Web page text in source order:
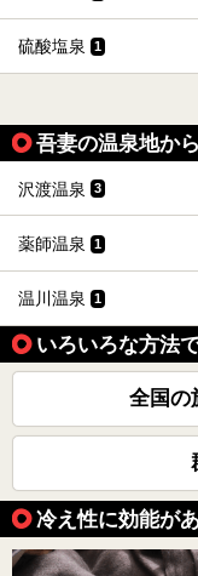
硫酸塩泉 1
吾妻の温泉地か
沢渡温泉 3
薬師温泉 1
温川温泉 1
いろいろな方法
全国の
冷え性に効能が